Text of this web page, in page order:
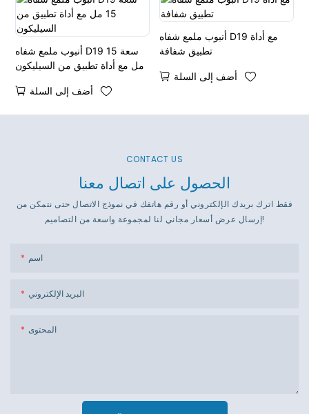
أنبوب ملمع شفاه D19 سعة 15
مل مع أداة تطبيق من السيليكون
أضف إلى السلة
أنبوب ملمع شفاه D19 مع أداة
تطبيق شفافة
أضف إلى السلة
CONTACT US
الحصول على اتصال معنا
فقط اترك بريدك الإلكتروني أو رقم هاتفك في نموذج الاتصال حتى نتمكن من
إرسال عرض أسعار مجاني لنا لمجموعة واسعة من التصاميم!
اسم
البريد الإلكتروني
المحتوى